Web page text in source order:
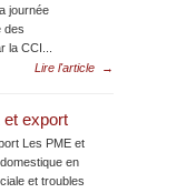
journée
des
la CCI...
Lire l'article
→
et export
Les PME et
en
et troubles